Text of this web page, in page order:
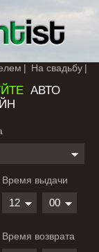
На свадьбу
АВТО
Время выдачи
12 00
Время возврата